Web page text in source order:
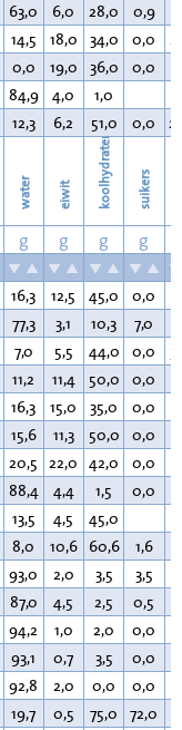
63,0 6,0 28,0 0,9
14,5 18,0 34,0 0,0
0,0 19,0 36,0 0,0
84,9 4,0 1,0
12,3 6,2 51,0 0,0
water eiwit koolhydraten suikers
g g g g
16,3 12,5 45,0 0,0
77,3 3,1 10,3 7,0
7,0 5,5 44,0 0,0
11,2 11,4 50,0 0,0
16,3 15,0 35,0 0,0
15,6 11,3 50,0 0,0
20,5 22,0 42,0 0,0
88,4 4,4 1,5 0,0
13,5 4,5 45,0
8,0 10,6 60,6 1,6
93,0 2,0 3,5 3,5
87,0 4,5 2,5 0,5
94,2 1,0 2,0 0,0
93,1 0,7 3,5 0,0
92,8 2,0 0,0 0,0
19,7 0,5 75,0 72,0